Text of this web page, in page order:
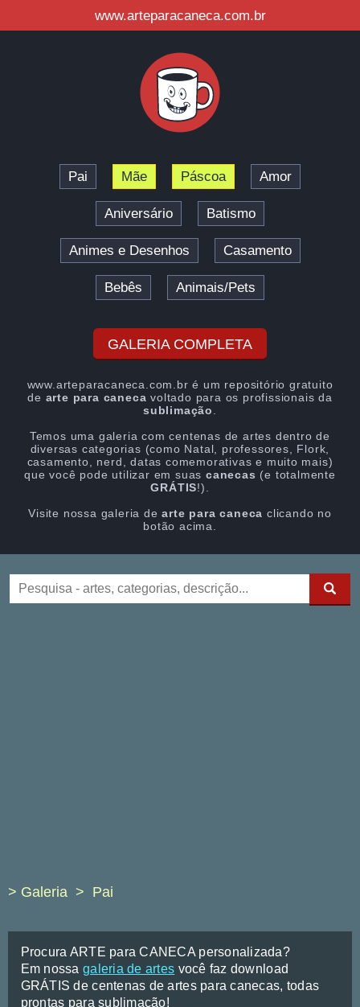
www.arteparacaneca.com.br
Pai Mãe Páscoa Amor
Aniversário Batismo
Animes e Desenhos Casamento
Bebês Animais/Pets
GALERIA COMPLETA
www.arteparacaneca.com.br é um repositório gratuito
de arte para caneca voltado para os profissionais da
sublimação
Temos uma galeria com centenas de artes dentro de
diversas categorias (como Natal, professores, Flork,
casamento, nerd, datas comemorativas e muito mais)
que você pode utilizar em suas canecas (e totalmente
GRÁTIS!).
Visite nossa galeria dearte para caneca clicando no
botão acima.
> Galeria Pai
Procura ARTE para CANECA personalizada?
Em nossa galeria de artes você faz download
GRÁTIS de centenas de artes para canecas, todas
prontas para sublimação!